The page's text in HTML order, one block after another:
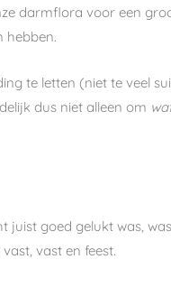
darmflora voor een
hebben.
te letten (niet te veel
dus niet alleen om
juist goed gelukt was,
vast en feest.